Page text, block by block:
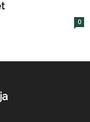
0